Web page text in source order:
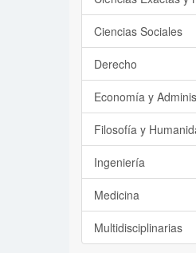
Ciencias Sociales
Derecho
Economía y
Filosofía y
Ingeniería
Medicina
Multidisciplinarias